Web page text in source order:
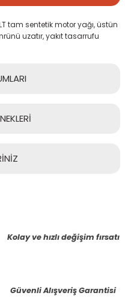
tam sentetik motor yağı, üstün
uzatır, yakıt tasarrufu
Kolay ve hızlı değişim fırsatı
Güvenli Alışveriş Garantisi